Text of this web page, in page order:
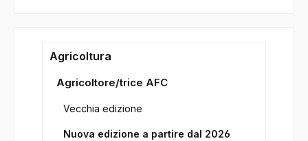
Agricoltura
Agricoltore/trice AFC
Vecchia edizione
Nuova edizione a partire dal 2026